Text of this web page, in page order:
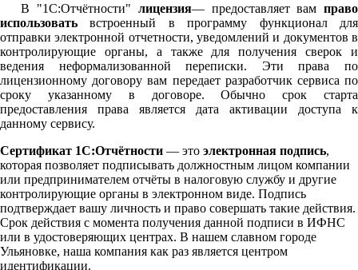
В "1С:Отчётности" лицензия— предоставляет вам право
использовать встроенный в программу функционал для
отправки электронной отчетности, уведомлений и документов в
контролирующие органы, а также для получения сверок и
ведения неформализованной переписки. Эти права по
лицензионному договору вам передает разработчик сервиса по
сроку указанному в договоре. Обычно срок старта
предоставления права является дата активации доступа к
данному сервису.
Сертификат 1С:Отчётности — это электронная подпись,
которая позволяет подписывать должностным лицом компании
или предпринимателем отчёты в налоговую службу и другие
контролирующие органы в электронном виде. Подпись
подтверждает вашу личность и право совершать такие действия.
Срок действия с момента получения данной подписи в ИФНС
или в удостоверяющих центрах. В нашем славном городе
Ульяновке, наша компания как раз является центром
идентификации.